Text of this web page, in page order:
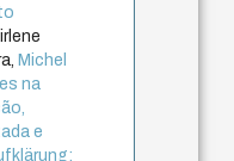
Michel
na
e